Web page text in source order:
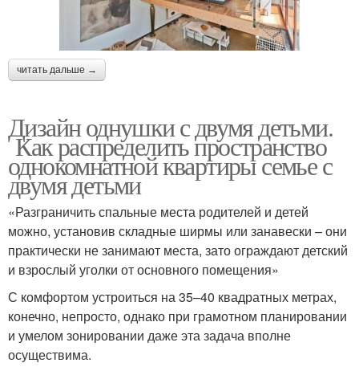
читать дальше →
Дизайн однушки с двумя детьми.
Как распределить пространство
однокомнатной квартиры семье с
двумя детьми
«Разграничить спальные места родителей и детей
можно, установив складные ширмы или занавески – они
практически не занимают места, зато ограждают детский
и взрослый уголки от основного помещения»
С комфортом устроиться на 35–40 квадратных метрах,
конечно, непросто, однако при грамотном планировании
и умелом зонировании даже эта задача вполне
осуществима.